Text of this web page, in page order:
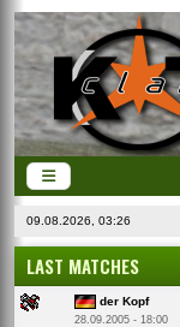
09.08.2026, 03:26
LAST MATCHES
der Kopf
28.09.2005 - 18:00